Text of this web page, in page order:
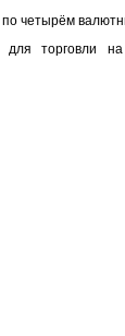
по четырём
для торговли